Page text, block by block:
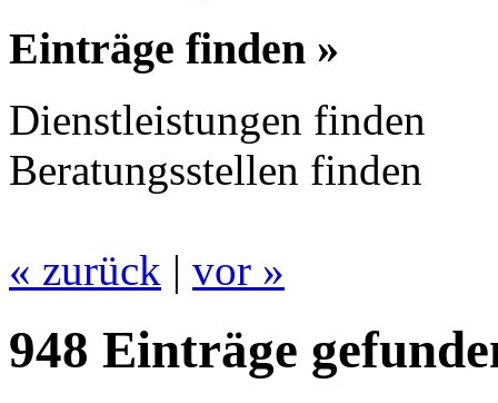
Einträge finden »
Dienstleistungen finden
Beratungsstellen finden
« zurück | vor »
948 Einträge